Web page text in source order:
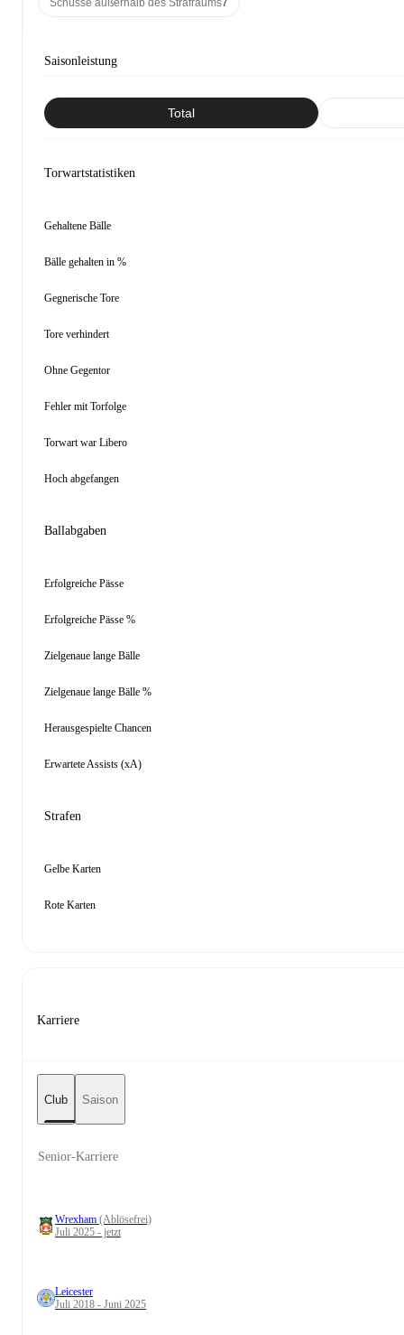
Schüsse außerhalb des Strafraums7
Saisonleistung
Total
Torwartstatistiken
Gehaltene Bälle
Bälle gehalten in %
Gegnerische Tore
Tore verhindert
Ohne Gegentor
Fehler mit Torfolge
Torwart war Libero
Hoch abgefangen
Ballabgaben
Erfolgreiche Pässe
Erfolgreiche Pässe %
Zielgenaue lange Bälle
Zielgenaue lange Bälle %
Herausgespielte Chancen
Erwartete Assists (xA)
Strafen
Gelbe Karten
Rote Karten
Karriere
Club Saison
Senior-Karriere
Wrexham (Ablösefrei)
Juli 2025 - jetzt
Leicester
Juli 2018 - Juni 2025